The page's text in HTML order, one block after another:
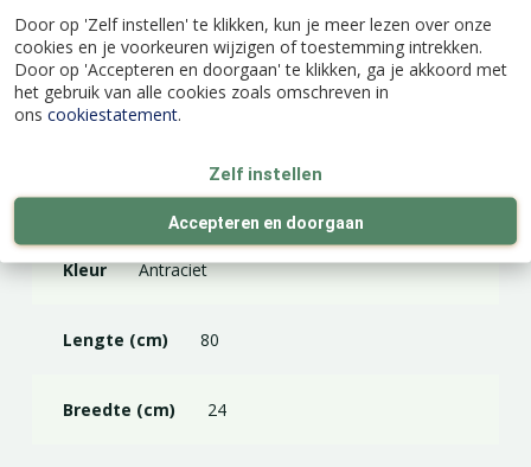
Door op 'Zelf instellen' te klikken, kun je meer lezen over onze
cookies en je voorkeuren wijzigen of toestemming intrekken.
Door op 'Accepteren en doorgaan' te klikken, ga je akkoord met
het gebruik van alle cookies zoals omschreven in
ons cookiestatement.
Zelf instellen
Accepteren en doorgaan
Specificaties
Merk Elho
Kleur Antraciet
Lengte (cm) 80
Breedte (cm) 24